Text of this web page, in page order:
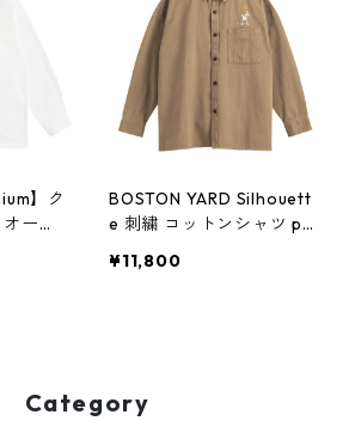
】ク
ーバ
BOSTON YARD Silhouett
e 刺繍 コットンシャツ pr
¥11,800
Category